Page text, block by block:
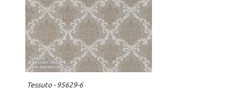
Tessuto - 95629-6